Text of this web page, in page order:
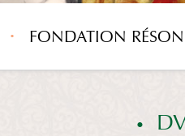
FONDATION